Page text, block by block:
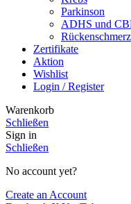
Parkinson
ADHS und
Zertifikate
Aktion
Wishlist
Login / Register
Warenkorb
Schließen
Sign in
Schließen
No account yet?
Create an Account